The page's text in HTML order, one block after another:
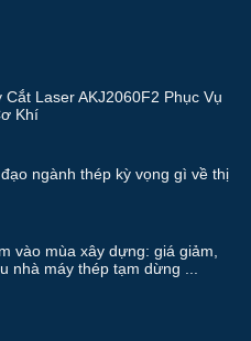
Laser AKJ2060F2 Phục Vụ
Khí
ngành thép kỳ vọng gì về thị
vào mùa xây dựng: giá giảm,
nhà máy thép tạm dừng ...